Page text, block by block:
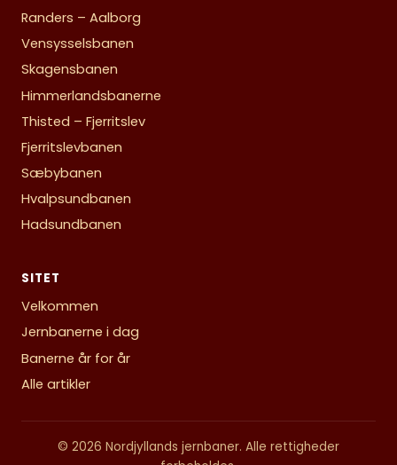
Randers – Aalborg
Vensysselsbanen
Skagensbanen
Himmerlandsbanerne
Thisted – Fjerritslev
Fjerritslevbanen
Sæbybanen
Hvalpsundbanen
Hadsundbanen
SITET
Velkommen
Jernbanerne i dag
Banerne år for år
Alle artikler
© 2026 Nordjyllands jernbaner. Alle rettigheder